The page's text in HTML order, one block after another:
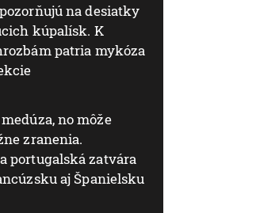
na desiatky
kúpalísk. K
patria mykóza
no môže
zranenia.
portugalská zatvára
aj Španielsku